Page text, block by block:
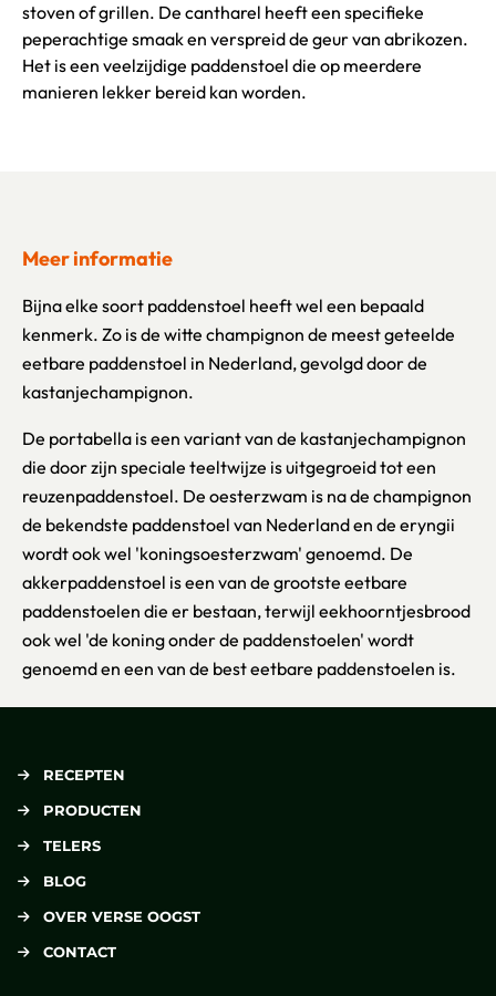
stoven of grillen. De cantharel heeft een specifieke
peperachtige smaak en verspreid de geur van abrikozen.
Het is een veelzijdige paddenstoel die op meerdere
manieren lekker bereid kan worden.
Meer informatie
Bijna elke soort paddenstoel heeft wel een bepaald
kenmerk. Zo is de witte champignon de meest geteelde
eetbare paddenstoel in Nederland, gevolgd door de
kastanjechampignon.
De portabella is een variant van de kastanjechampignon
die door zijn speciale teeltwijze is uitgegroeid tot een
reuzenpaddenstoel. De oesterzwam is na de champignon
de bekendste paddenstoel van Nederland en de eryngii
wordt ook wel 'koningsoesterzwam' genoemd. De
akkerpaddenstoel is een van de grootste eetbare
paddenstoelen die er bestaan, terwijl eekhoorntjesbrood
ook wel 'de koning onder de paddenstoelen' wordt
genoemd en een van de best eetbare paddenstoelen is.
RECEPTEN
PRODUCTEN
TELERS
BLOG
OVER VERSE OOGST
CONTACT